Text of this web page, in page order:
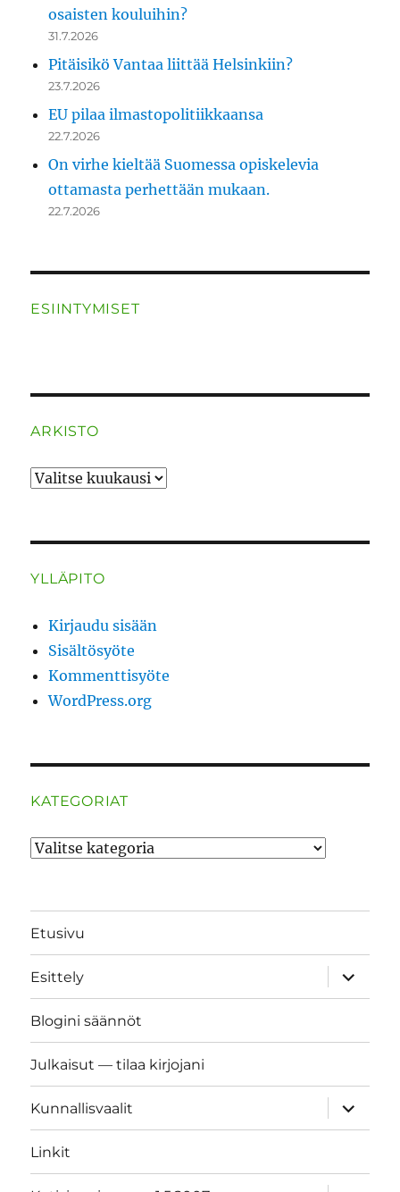
osaisten kouluihin?
31.7.2026
Pitäisikö Vantaa liittää Helsinkiin?
23.7.2026
EU pilaa ilmastopolitiikkaansa
22.7.2026
On virhe kieltää Suomessa opiskelevia
ottamasta perhettään mukaan.
22.7.2026
ESIINTYMISET
ARKISTO
ARKISTO
YLLÄPITO
Kirjaudu sisään
Sisältösyöte
Kommenttisyöte
WordPress.org
KATEGORIAT
Kategoriat
Etusivu
Esittely
näytä
Blogini säännöt
Julkaisut — tilaa kirjojani
Kunnallisvaalit
näytä
Linkit